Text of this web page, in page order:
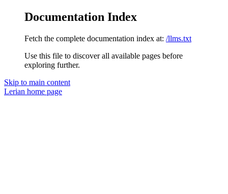
Documentation Index
Fetch the complete documentation index at: /llms.txt
Use this file to discover all available pages before
exploring further.
Skip to main content
Lerian home page